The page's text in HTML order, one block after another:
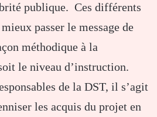
publique. Ces différents
passer le message de
méthodique à la
le niveau d’instruction.
de la DST, il s’agit
les acquis du projet en